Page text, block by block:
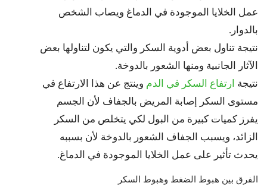
عمل الخلايا الموجودة في الدماغ ويصاب الشخص
بالدوار.
نتيجة تناول بعض أدوية السكر والتي يكون لتناولها بعض
الآثار الجانبية ومنها الشعور بالدوخة.
نتيجة ارتفاع السكر في الدم وينتج عن هذا الارتفاع في
مستوى السكر إصابة المريض بالجفاف لأن الجسم
يفرز كميات كبيرة من البول لكي يتخلص من السكر
الزائد، ويسبب الجفاف الشعور بالدوخة لأن بسببه
يحدث تأثير على عمل الخلايا الموجودة في الدماغ.
الفرق بين هبوط الضغط وهبوط السكر